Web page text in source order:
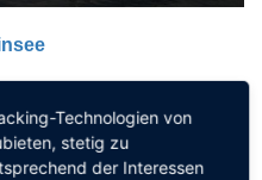
See an der südöstlichen
Technologien von
stetig zu
der Interessen